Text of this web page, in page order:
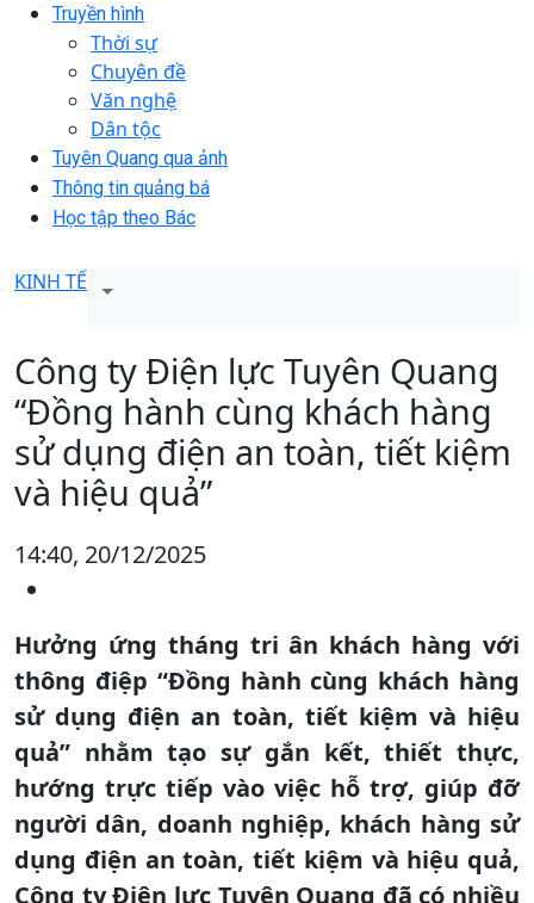
Truyền hình
Thời sự
Chuyên đề
Văn nghệ
Dân tộc
Tuyên Quang qua ảnh
Thông tin quảng bá
Học tập theo Bác
KINH TẾ
Công ty Điện lực Tuyên Quang
“Đồng hành cùng khách hàng
sử dụng điện an toàn, tiết kiệm
và hiệu quả”
14:40, 20/12/2025
Hưởng ứng tháng tri ân khách hàng với
thông điệp “Đồng hành cùng khách hàng
sử dụng điện an toàn, tiết kiệm và hiệu
quả” nhằm tạo sự gắn kết, thiết thực,
hướng trực tiếp vào việc hỗ trợ, giúp đỡ
người dân, doanh nghiệp, khách hàng sử
dụng điện an toàn, tiết kiệm và hiệu quả,
Công ty Điện lực Tuyên Quang đã có nhiều